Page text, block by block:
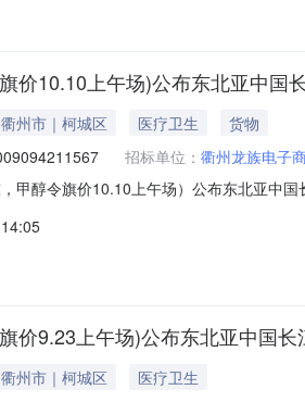
价10.10上午场)公布东北亚中国
州市｜柯城区 医疗卫生
货物
招标单位： 衢州龙族电子
，甲醇令旗价10.10上午场）公布东北亚中
亚中国长江口“甲醇”中下游主体采购意向
价9.23上午场)公布东北亚中国
州市｜柯城区
医疗卫生